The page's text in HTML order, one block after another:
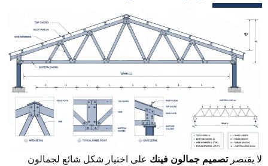
لا يقتصرتصميم جمالون فينك على اختيار شكل شائع لجمالون